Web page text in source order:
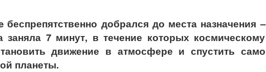
беспрепятственно добрался до места назначения –
7 минут, в течение которых космическому
движение в атмосфере и спустить само
планеты.